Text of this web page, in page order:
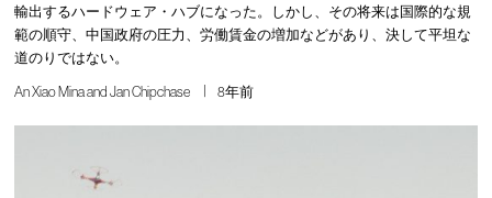
輸出するハードウェア・ハブになった。しかし、その将来は国際的な規
範の順守、中国政府の圧力、労働賃金の増加などがあり、決して平坦な
道のりではない。
An Xiao Mina and Jan Chipchase 8年前